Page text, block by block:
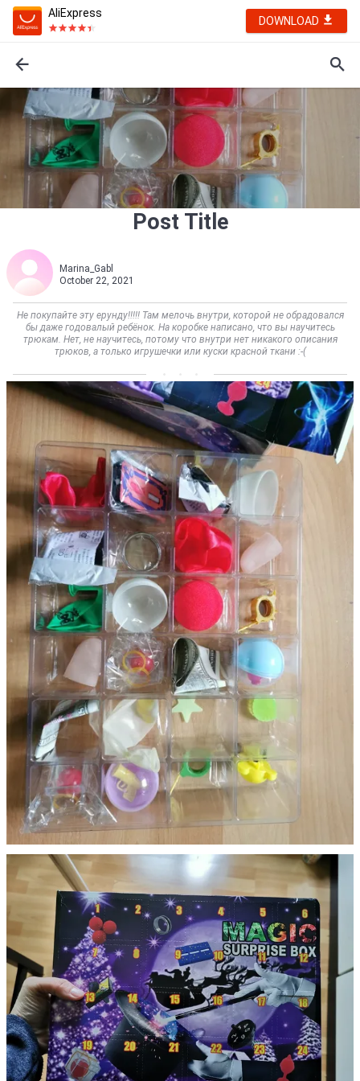
AliExpress
DOWNLOAD
Post Title
Marina_Gabl
October 22, 2021
Не покупайте эту ерунду!!!!! Там мелочь внутри, которой не обрадовался
бы даже годовалый ребёнок. На коробке написано, что вы научитесь
трюкам. Нет, не научитесь, потому что внутри нет никакого описания
трюков, а только игрушечки или куски красной ткани :-(